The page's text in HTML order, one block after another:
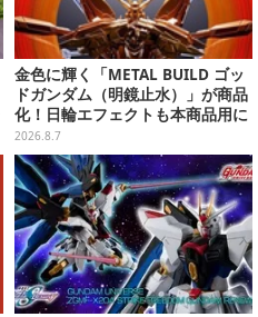
金色に輝く「METAL BUILD ゴッ
ドガンダム（明鏡止水）」が商品
化！日輪エフェクトも本商品用に
刷新した豪華仕様
2026.8.7